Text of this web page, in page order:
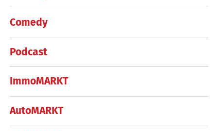
Comedy
Podcast
ImmoMARKT
AutoMARKT